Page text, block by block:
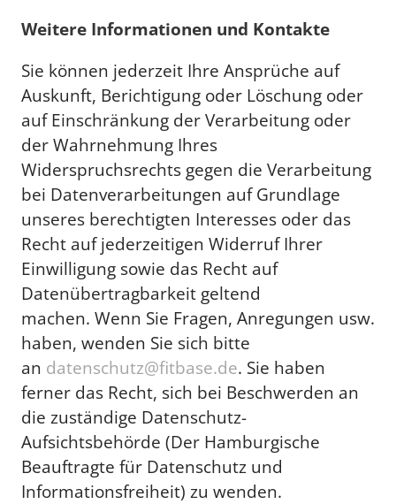
Weitere Informationen und Kontakte
Sie können jederzeit Ihre Ansprüche auf
Auskunft, Berichtigung oder Löschung oder
auf Einschränkung der Verarbeitung oder
der Wahrnehmung Ihres
Widerspruchsrechts gegen die Verarbeitung
bei Datenverarbeitungen auf Grundlage
unseres berechtigten Interesses oder das
Recht auf jederzeitigen Widerruf Ihrer
Einwilligung sowie das Recht auf
Datenübertragbarkeit geltend
machen. Wenn Sie Fragen, Anregungen usw.
haben, wenden Sie sich bitte
an datenschutz@fitbase.de. Sie haben
ferner das Recht, sich bei Beschwerden an
die zuständige Datenschutz-
Aufsichtsbehörde (Der Hamburgische
Beauftragte für Datenschutz und
Informationsfreiheit) zu wenden.